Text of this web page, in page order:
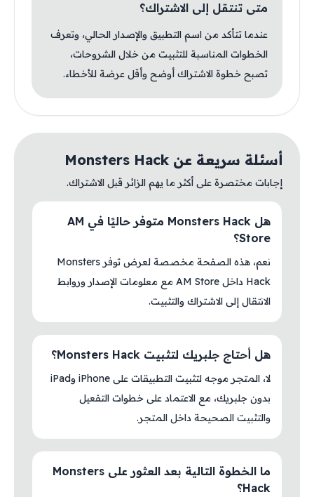
متى تنتقل إلى الاشتراك؟
عندما تتأكد من اسم التطبيق والإصدار الحالي، وتعرف
الخطوات المناسبة للتثبيت من خلال الشروحات،
تصبح خطوة الاشتراك أوضح وأقل عرضة للأخطاء.
أسئلة سريعة عن Monsters Hack
إجابات مختصرة على أكثر ما يهم الزائر قبل الاشتراك.
هل Monsters Hack متوفر حاليًا في AM
Store؟
نعم، هذه الصفحة مخصصة لعرض توفر Monsters
Hack داخل AM Store مع معلومات الإصدار وروابط
الانتقال إلى الاشتراك والتثبيت.
هل أحتاج جلبريك لتثبيت Monsters Hack؟
لا، المتجر موجه لتثبيت التطبيقات على iPhone وiPad
بدون جلبريك، مع الاعتماد على خطوات التفعيل
والتثبيت الصحيحة داخل المتجر.
ما الخطوة التالية بعد العثور على Monsters
Hack؟